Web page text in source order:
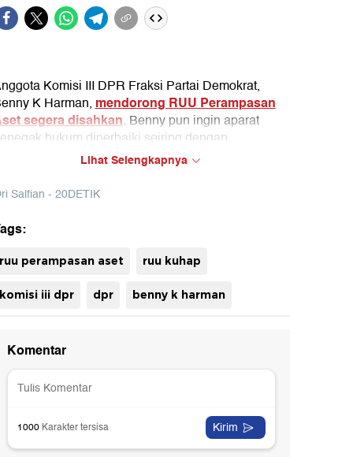
Komisi III DPR Fraksi Partai Demokrat,
K Harman,mendorong RUU Perampasan
segera disahkan. Benny pun ingin aparat
hukum diperbaiki seiring dengan
pengesahan tersebut.Lihat Selengkapnya
Salfian - 20DETIK
ruu perampasan aset ruu kuhap
komisi iii dpr dpr benny k harman